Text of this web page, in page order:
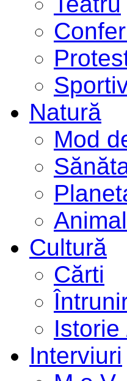
Natură
Mod
Cultură
Cărti
Istorie
Interviuri